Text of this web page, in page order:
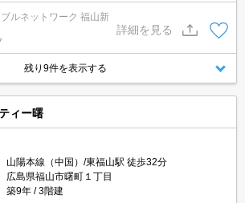
用品の収納に重宝します。宅配業者と接触したく
でも宅配ボックスがあるので接触せずに荷物を
きるので安心です。浴室や洗濯物からスピーディ
カビの発生を防げる、浴室乾燥機が付いていま
ルネットワーク 福山新
詳細を見る
残り9件を表示する
ィー曙
山陽本線（中国）/東福山駅 徒歩32分
広島県福山市曙町１丁目
築9年
3階建